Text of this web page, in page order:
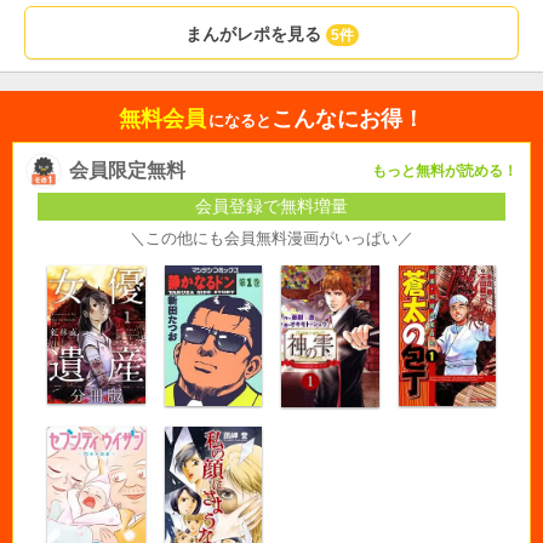
まんがレポを見る 5件
無料会員 になると こんなにお得！
会員限定無料 もっと無料が読める！
会員登録で無料増量
＼この他にも会員無料漫画がいっぱい／